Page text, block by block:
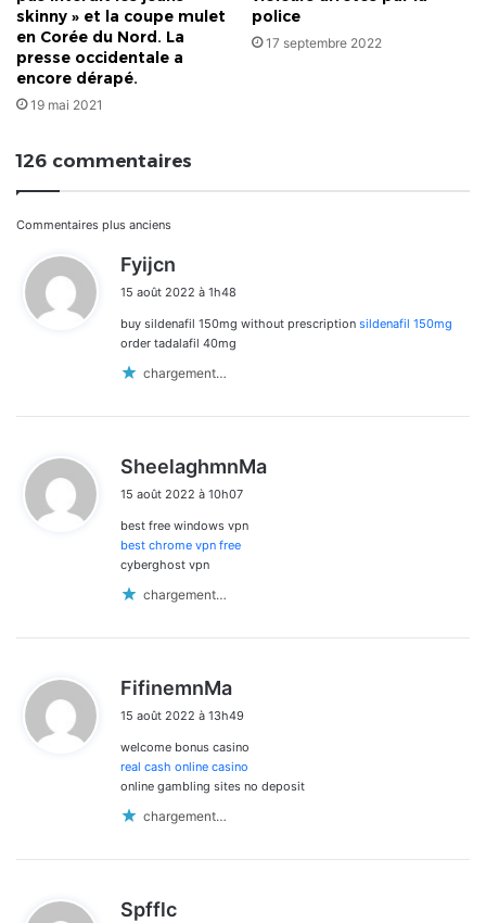
skinny » et la coupe mulet
en Corée du Nord. La
presse occidentale a
encore dérapé.
19 mai 2021
police
17 septembre 2022
126 commentaires
Navigation
dans
les
commentaires
Commentaires plus anciens
Fyijcn
t
:
15 août 2022 à 1h48
buy sildenafil 150mg without prescription sildenafil 150mg
order tadalafil 40mg
chargement…
SheelaghmnMa
15 août 2022 à 10h07
best free windows vpn
best chrome vpn free
cyberghost vpn
chargement…
FifinemnMa
t
:
15 août 2022 à 13h49
welcome bonus casino
real cash online casino
online gambling sites no deposit
chargement…
Spfflc